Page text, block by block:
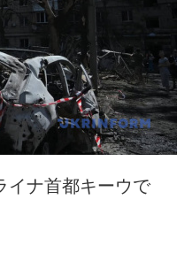
イナ首都キーウで